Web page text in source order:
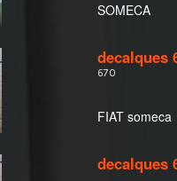
SOMECA
decalques
670
FIAT someca
decalques